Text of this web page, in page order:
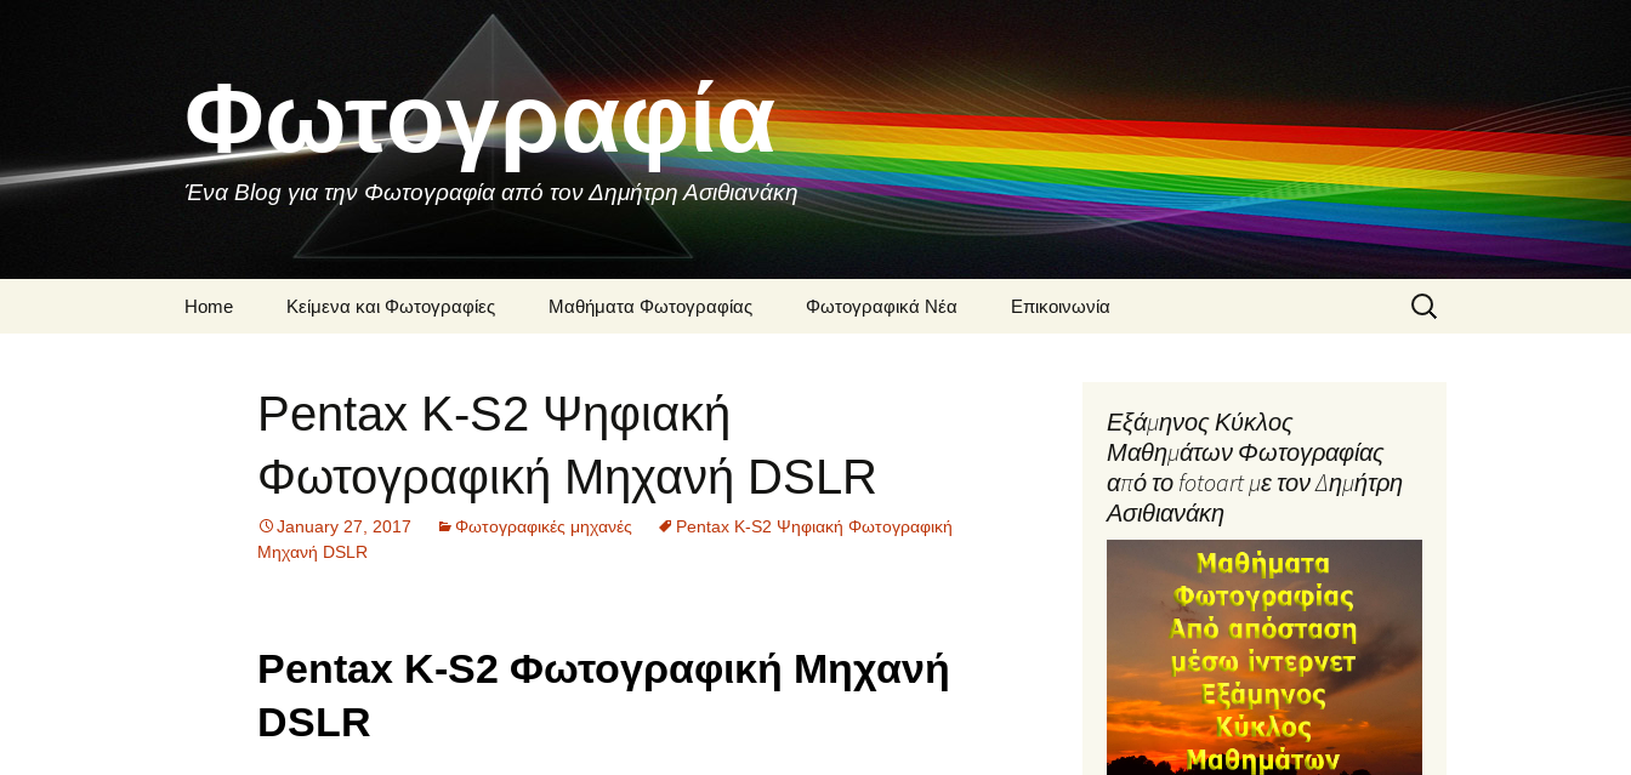
Φωτογραφία
Ένα Blog για την Φωτογραφία από τον Δημήτρη Ασιθιανάκη
Home Κείμενα και Φωτογραφίες
Ποιήματα και
Τραγούδια για τη
Μαθήματα Φωτογραφίας
Φωτογραφίες που
Φωτογραφική Τεχνική
Φωτογραφικός
Εξοπλισμός
Φωτογραφικές μηχανές
Φωτογραφικά Νέα Επικοινωνία
Φωτογραφίας από τον
Δημήτρη Ασιθιανάκη
Φωτογραφικές
υπηρεσίες από τον
Δημήτρη Ασιθιανάκη
Search
for:
Pentax K-S2 Ψηφιακή
Φωτογραφική Μηχανή DSLR
January 27, 2017 Φωτογραφικές μηχανές
Pentax K-S2 Ψηφιακή Φωτογραφική
Μηχανή DSLR
Pentax K-S2 Φωτογραφική Μηχανή
DSLR
Εξάμηνος Κύκλος
Μαθημάτων Φωτογραφίας
από το fotoart με τον Δημήτρη
Ασιθιανάκη